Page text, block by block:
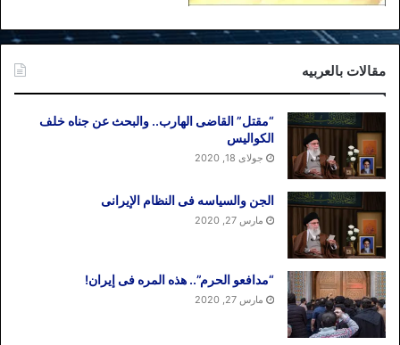
مقالات بالعربیه
“مقتل” القاضی الهارب.. والبحث عن جناه خلف
الکوالیس
جولای 18, 2020
الجن والسیاسه فی النظام اﻹیرانی
مارس 27, 2020
“مدافعو الحرم”.. هذه المره فی إیران!
مارس 27, 2020